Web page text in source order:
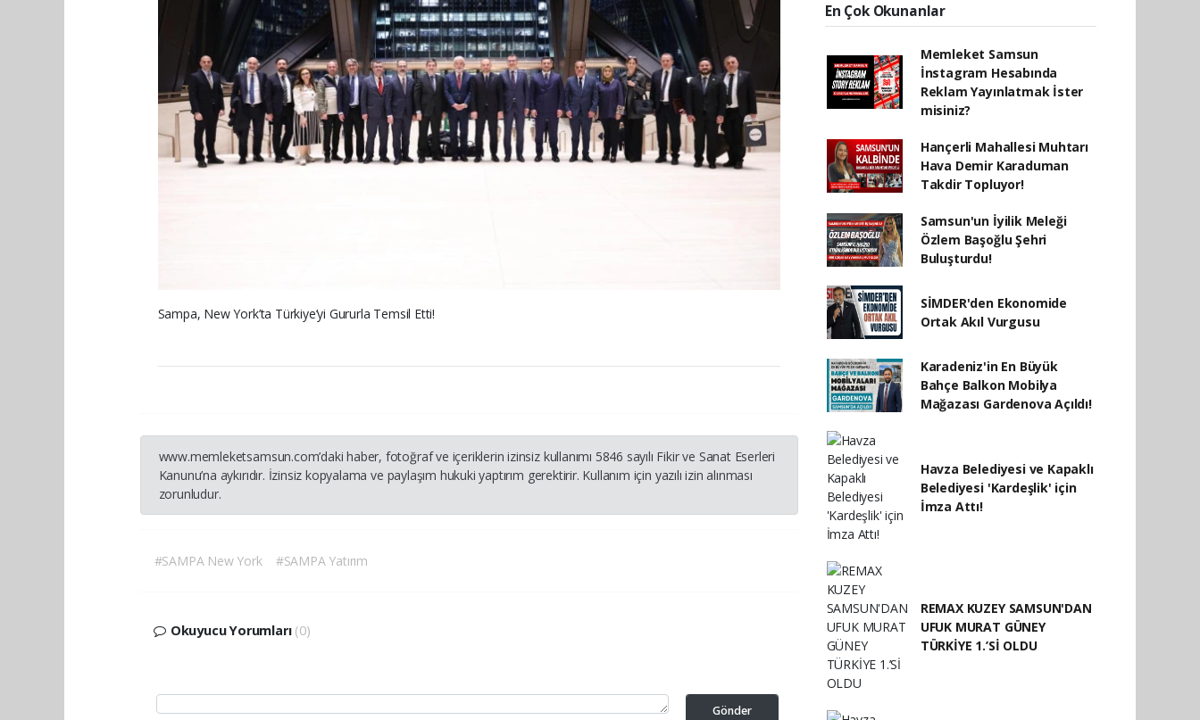
Sampa, New York’ta Türkiye’yi Gururla Temsil Etti!
www.memleketsamsun.com’daki haber, fotoğraf ve içeriklerin izinsiz kullanımı 5846 sayılı Fikir ve Sanat Eserleri
Kanunu’na aykırıdır. İzinsiz kopyalama ve paylaşım hukuki yaptırım gerektirir. Kullanım için yazılı izin alınması
zorunludur.
#SAMPA New York #SAMPA Yatırım
Okuyucu Yorumları (0)
Gönder
En Çok Okunanlar
Memleket Samsun
İnstagram Hesabında
Reklam Yayınlatmak İster
misiniz?
Hançerli Mahallesi Muhtarı
Hava Demir Karaduman
Takdir Topluyor!
Samsun'un İyilik Meleği
Özlem Başoğlu Şehri
Buluşturdu!
SİMDER'den Ekonomide
Ortak Akıl Vurgusu
Karadeniz'in En Büyük
Bahçe Balkon Mobilya
Mağazası Gardenova Açıldı!
Havza Belediyesi ve Kapaklı
Belediyesi 'Kardeşlik' için
İmza Attı!
REMAX KUZEY SAMSUN'DAN
UFUK MURAT GÜNEY
TÜRKİYE 1.’Sİ OLDU